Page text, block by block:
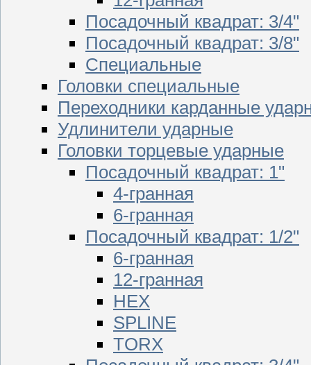
Посадочный квадрат: 3/4"
Посадочный квадрат: 3/8"
Специальные
Головки специальные
Переходники карданные
Удлинители ударные
Головки торцевые ударные
Посадочный квадрат: 1"
4-гранная
6-гранная
Посадочный квадрат: 1/2"
6-гранная
12-гранная
HEX
SPLINE
TORX